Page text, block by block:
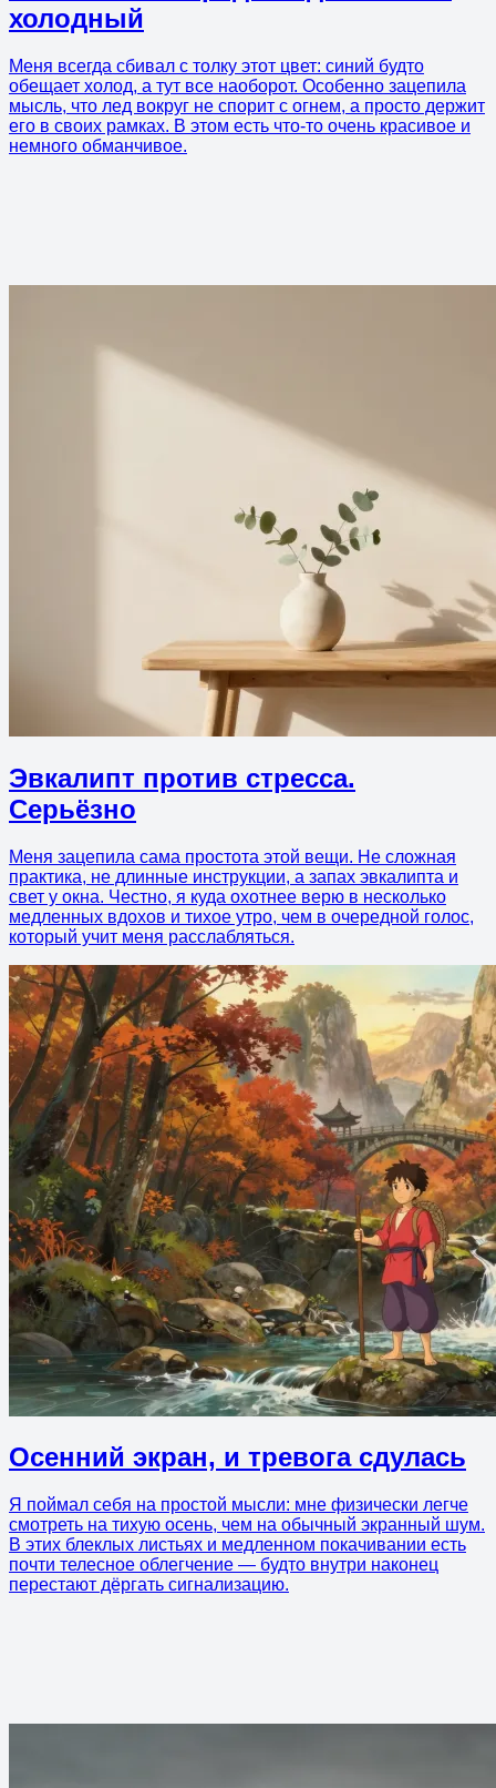
холодный
Меня всегда сбивал с толку этот цвет: синий будто
обещает холод, а тут все наоборот. Особенно зацепила
мысль, что лед вокруг не спорит с огнем, а просто держит
его в своих рамках. В этом есть что-то очень красивое и
немного обманчивое.
Эвкалипт против стресса.
Серьёзно
Меня зацепила сама простота этой вещи. Не сложная
практика, не длинные инструкции, а запах эвкалипта и
свет у окна. Честно, я куда охотнее верю в несколько
медленных вдохов и тихое утро, чем в очередной голос,
который учит меня расслабляться.
Осенний экран, и тревога сдулась
Я поймал себя на простой мысли: мне физически легче
смотреть на тихую осень, чем на обычный экранный шум.
В этих блеклых листьях и медленном покачивании есть
почти телесное облегчение — будто внутри наконец
перестают дёргать сигнализацию.